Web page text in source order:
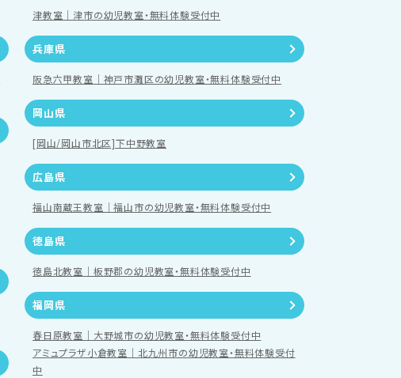
津教室｜津市の幼児教室・無料体験受付中
兵庫県
阪急六甲教室｜神戸市灘区の幼児教室・無料体験受付中
岡山県
[岡山/岡山市北区]下中野教室
広島県
福山南蔵王教室｜福山市の幼児教室・無料体験受付中
徳島県
徳島北教室｜板野郡の幼児教室・無料体験受付中
福岡県
春日原教室｜大野城市の幼児教室・無料体験受付中
アミュプラザ小倉教室｜北九州市の幼児教室・無料体験受付
中